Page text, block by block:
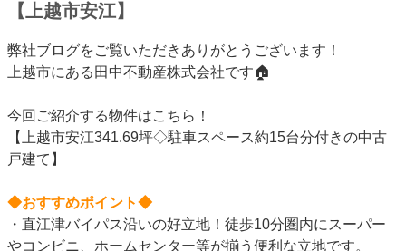
【上越市安江】
弊社ブログをご覧いただきありがとうございます！
上越市にある田中不動産株式会社です🏠
今回ご紹介する物件はこちら！
【上越市安江341.69坪◇駐車スペース約15台分付きの中古
戸建て】
◆おすすめポイント◆
・直江津バイパス沿いの好立地！徒歩10分圏内にスーパー
やコンビニ、ホームセンター等が揃う便利な立地です。